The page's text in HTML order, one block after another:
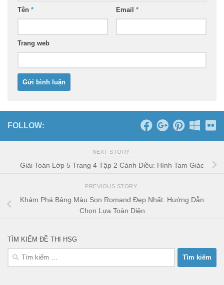
Tên * Email *
Trang web
FOLLOW:
NEXT STORY
Giải Toán Lớp 5 Trang 4 Tập 2 Cánh Diều: Hình Tam Giác
PREVIOUS STORY
Khám Phá Bảng Màu Son Romand Đẹp Nhất: Hướng Dẫn
Chọn Lựa Toàn Diện
TÌM KIẾM ĐỀ THI HSG
Tìm